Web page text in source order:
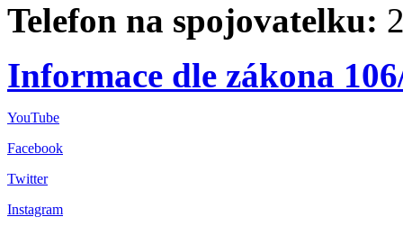
Telefon na spojovatelku:
Informace dle zákona
YouTube
Facebook
Twitter
Instagram